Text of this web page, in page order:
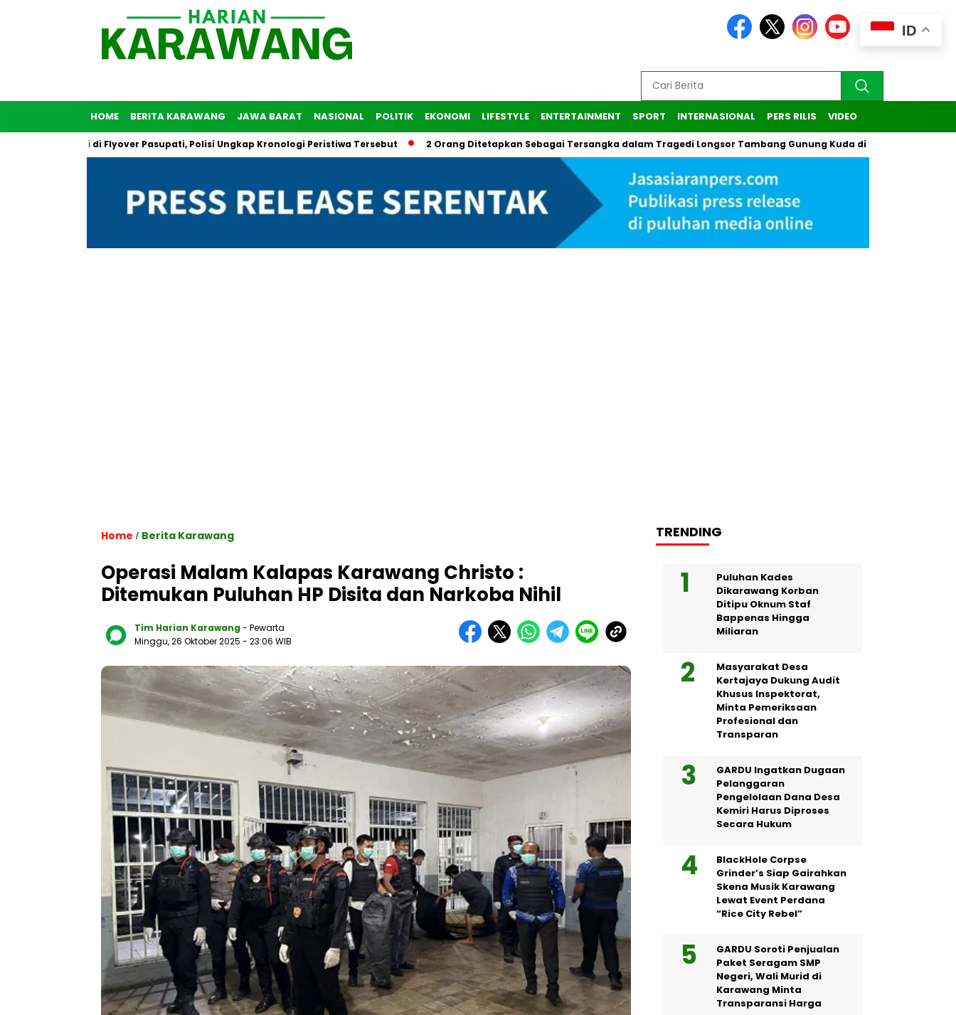
HOME BERITA KARAWANG JAWA BARAT NASIONAL POLITIK EKONOMI LIFESTYLE ENTERTAINMENT SPORT INTERNASIONAL PERS RILIS VIDEO
Diri di Flyover Pasupati, Polisi Ungkap Kronologi Peristiwa Tersebut 2 Orang Ditetapkan Sebagai Tersangka dalam Tragedi Longsor Tambang Gunung Kuda di Cirebon
Home / Berita Karawang
Operasi Malam Kalapas Karawang Christo :
Ditemukan Puluhan HP Disita dan Narkoba Nihil
Tim Harian Karawang - Pewarta
Minggu, 26 Oktober 2025 - 23:06 WIB
TRENDING
Puluhan Kades
Dikarawang Korban
Ditipu Oknum Staf
Bappenas Hingga
Miliaran
Masyarakat Desa
Kertajaya Dukung Audit
Khusus Inspektorat,
Minta Pemeriksaan
Profesional dan
Transparan
GARDU Ingatkan Dugaan
Pelanggaran
Pengelolaan Dana Desa
Kemiri Harus Diproses
Secara Hukum
BlackHole Corpse
Grinder’s Siap Gairahkan
Skena Musik Karawang
Lewat Event Perdana
“Rice City Rebel”
GARDU Soroti Penjualan
Paket Seragam SMP
Negeri, Wali Murid di
Karawang Minta
Transparansi Harga
ID